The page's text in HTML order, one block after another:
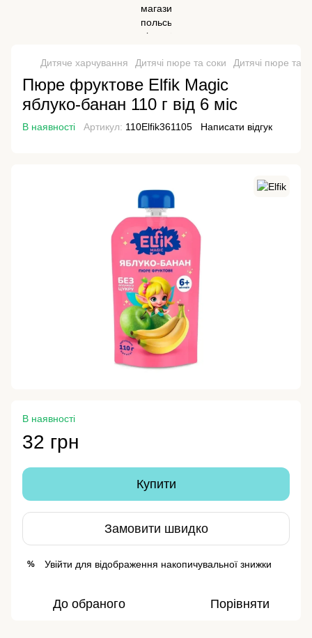
Дитяче харчування Дитячі пюре та соки Дитячі пюре та
Пюре фруктове Elfik Magic
яблуко-банан 110 г від 6 міс
В наявності Артикул: 110Elfik361105 Написати відгук
В наявності
32 грн
Купити
Замовити швидко
% Увійти для відображення накопичувальної знижки
До обраного Порівняти